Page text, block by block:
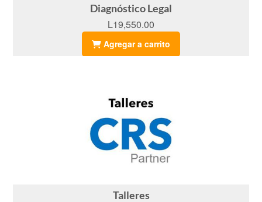
Diagnóstico Legal
L19,550.00
Agregar a carrito
Talleres